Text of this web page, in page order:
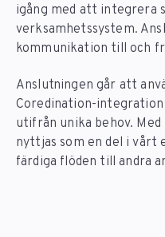
igång med att integrera
verksamhetssystem.
kommunikation till och
Anslutningen går att
Coredination-integration
utifrån unika behov.
nyttjas som en del i vårt
färdiga flöden till andra